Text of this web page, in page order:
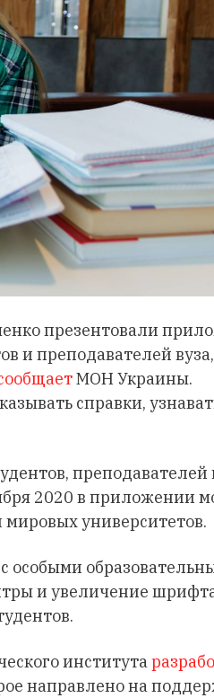
презентовали
и преподавателей
МОН Украины.
справки,
преподавателей
2020 в приложении
мировых университетов.
особыми
и увеличение
института
направлено на